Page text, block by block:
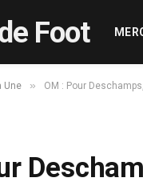
Foot
Une » OM : Pour